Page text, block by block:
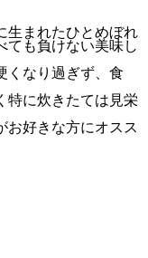
生まれたひとめぼれ
ても負けない美味し
くなり過ぎず、食
特に炊きたては見栄
お好きな方にオスス